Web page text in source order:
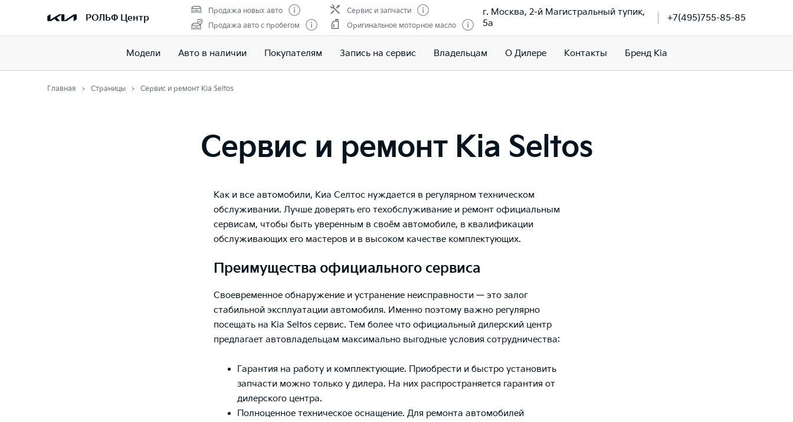
РОЛЬФ Центр
Продажа новых авто
Продажа авто с пробегом
Сервис и запчасти
Оригинальное моторное масло
г. Москва, 2-й Магистральный тупик,
5а
+7(495)755-85-85
Модели Авто в наличии Покупателям Запись на сервис Владельцам О Дилере Контакты Бренд Kia
Главная Страницы Сервис и ремонт Kia Seltos
Сервис и ремонт Kia Seltos
Как и все автомобили, Киа Селтос нуждается в регулярном техническом
обслуживании. Лучше доверять его техобслуживание и ремонт официальным
сервисам, чтобы быть уверенным в своём автомобиле, в квалификации
обслуживающих его мастеров и в высоком качестве комплектующих.
Преимущества официального сервиса
Своевременное обнаружение и устранение неисправности — это залог
стабильной эксплуатации автомобиля. Именно поэтому важно регулярно
посещать на Kia Seltos сервис. Тем более что официальный дилерский центр
предлагает автовладельцам максимально выгодные условия сотрудничества:
Гарантия на работу и комплектующие. Приобрести и быстро установить
запчасти можно только у дилера. На них распространяется гарантия от
дилерского центра.
Полноценное техническое оснащение. Для ремонта автомобилей